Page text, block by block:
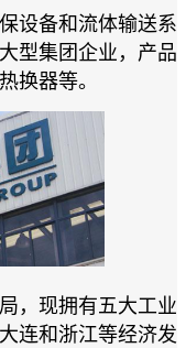
设备和流体输送系
型集团企业，产品
换器等。
，现拥有五大工业
连和浙江等经济发